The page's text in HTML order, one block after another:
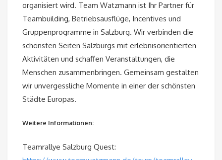
organisiert wird. Team Watzmann ist Ihr Partner für
Teambuilding, Betriebsausflüge, Incentives und
Gruppenprogramme in Salzburg. Wir verbinden die
schönsten Seiten Salzburgs mit erlebnisorientierten
Aktivitäten und schaffen Veranstaltungen, die
Menschen zusammenbringen. Gemeinsam gestalten
wir unvergessliche Momente in einer der schönsten
Städte Europas.
Weitere Informationen:
Teamrallye Salzburg Quest: